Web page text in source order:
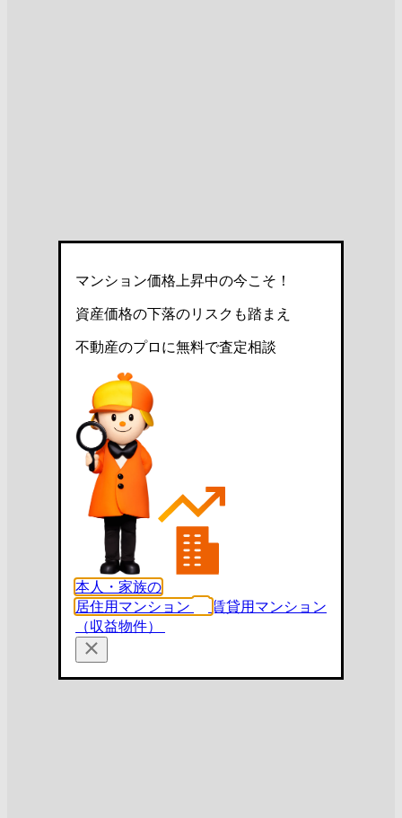
マンション価格上昇中の今こそ！
資産価格の下落のリスクも踏まえ
不動産のプロに無料で査定相談
本人・家族の
居住用マンション
賃貸用マンション
（収益物件）